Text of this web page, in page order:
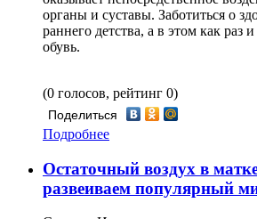
органы и суставы. Заботиться о
раннего детства, а в этом как раз
обувь.
(0 голосов, рейтинг 0)
Поделиться
Подробнее
Остаточный воздух в
развеиваем популярный